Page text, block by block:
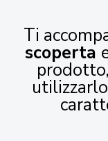
Ti
scoperta